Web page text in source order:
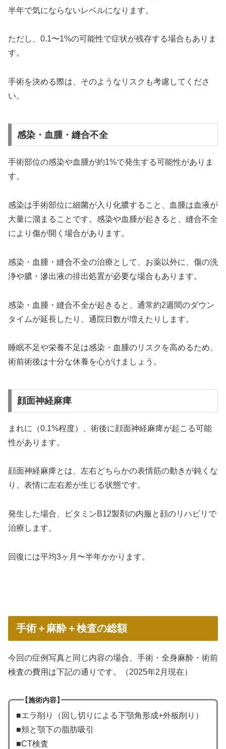
半年で気にならないレベルになります。
ただし、0.1〜1%の可能性で症状が残存する場合もありま
す。
手術を決める際は、そのようなリスクも考慮してくださ
い。
感染・血腫・縫合不全
手術部位の感染や血腫が約1%で発生する可能性がありま
す。
感染は手術部位に細菌が入り化膿すること、血腫は血液が
大量に溜まることです。感染や血腫が起きると、縫合不全
により傷が開く場合があります。
感染・血腫・縫合不全の治療として、お薬以外に、傷の洗
浄や膿・滲出液の排出処置が必要な場合もあります。
感染・血腫・縫合不全が起きると、通常約2週間のダウン
タイムが延長したり、通院日数が増えたりします。
睡眠不足や栄養不足は感染・血腫のリスクを高めるため、
術前術後は十分な休養を心がけましょう。
顔面神経麻痺
まれに（0.1%程度）、術後に顔面神経麻痺が起こる可能
性があります。
顔面神経麻痺とは、左右どちらかの表情筋の動きが鈍くな
り、表情に左右差が生じる状態です。
発生した場合、ビタミンB12製剤の内服と顔のリハビリで
治療します。
回復には平均3ヶ月〜半年かかります。
手術＋麻酔＋検査の総額
今回の症例写真と同じ内容の場合、手術・全身麻酔・術前
検査の費用は下記の通りです。（2025年2月現在）
【施術内容】
■エラ削り（回し切りによる下顎角形成+外板削り）
■頬と顎下の脂肪吸引
■CT検査